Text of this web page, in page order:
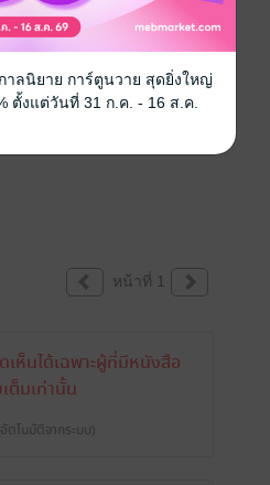
ติ้ง
สดงความคิดเห็นได้เฉพาะ
หน้าที่ 1
ห็นได้เฉพาะผู้ที่มีหนังสือ
ต็มเท่านั้น
ตโนมัติจากระบบ)
าลนิยาย การ์ตูนวาย สุดยิ่งใหญ่
ตั้งแต่วันที่ 31 ก.ค. - 16 ส.ค.